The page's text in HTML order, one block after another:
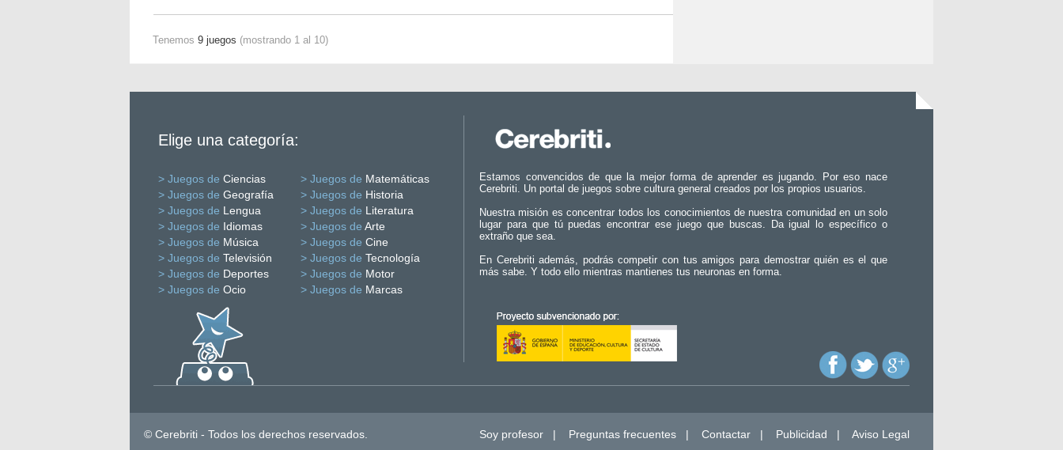
Tenemos 9 juegos (mostrando 1 al 10)
Elige una categoría:
> Juegos de Ciencias > Juegos de Matemáticas
> Juegos de Geografía > Juegos de Historia
> Juegos de Lengua > Juegos de Literatura
> Juegos de Idiomas > Juegos de Arte
> Juegos de Música > Juegos de Cine
> Juegos de Televisión > Juegos de Tecnología
> Juegos de Deportes > Juegos de Motor
> Juegos de Ocio > Juegos de Marcas
Estamos convencidos de que la mejor forma de aprender es jugando. Por eso nace
Cerebriti. Un portal de juegos sobre cultura general creados por los propios usuarios.
Nuestra misión es concentrar todos los conocimientos de nuestra comunidad en un solo
lugar para que tú puedas encontrar ese juego que buscas. Da igual lo específico o
extraño que sea.
En Cerebriti además, podrás competir con tus amigos para demostrar quién es el que
más sabe. Y todo ello mientras mantienes tus neuronas en forma.
© Cerebriti - Todos los derechos reservados. Soy profesor | Preguntas frecuentes | Contactar | Publicidad | Aviso Legal